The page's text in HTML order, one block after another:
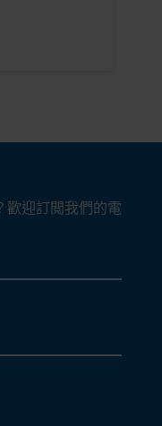
歡迎訂閲我們的電